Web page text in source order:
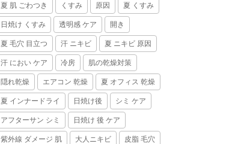
夏 肌 ごわつき くすみ 原因 夏 くすみ
日焼け くすみ 透明感 ケア 開き
夏 毛穴 目立つ 汗 ニキビ 夏 ニキビ 原因
汗 におい ケア 冷房 肌の乾燥対策
隠れ乾燥 エアコン 乾燥 夏 オフィス 乾燥
夏 インナードライ 日焼け後 シミ ケア
アフターサン シミ 日焼け 後 ケア
紫外線 ダメージ 肌 大人ニキビ 皮脂 毛穴